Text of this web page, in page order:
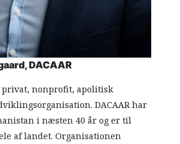
DACAAR
privat, nonprofit, apolitisk
DACAAR har
i næsten 40 år og er til
af landet. Organisationen